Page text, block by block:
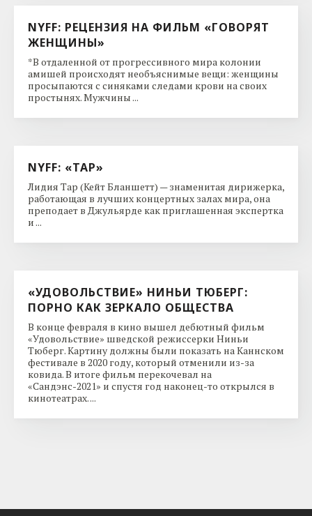
NYFF: РЕЦЕНЗИЯ НА ФИЛЬМ «ГОВОРЯТ
ЖЕНЩИНЫ»
*В отдаленной от прогрессивного мира колонии
амишей происходят необъяснимые вещи: женщины
просыпаются с синяками следами крови на своих
простынях. Мужчины ...
NYFF: «ТАР»
Лидия Тар (Кейт Бланшетт) — знаменитая дирижерка,
работающая в лучших концертных залах мира, она
преподает в Джульярде как приглашенная экспертка
и ...
«УДОВОЛЬСТВИЕ» НИНЬИ ТЮБЕРГ:
ПОРНО КАК ЗЕРКАЛО ОБЩЕСТВА
В конце февраля в кино вышел дебютный фильм
«Удовольствие» шведской режиссерки Ниньи
Тюберг. Картину должны были показать на Каннском
фестивале в 2020 году, который отменили из-за
ковида. В итоге фильм перекочевал на
«Сандэнс-2021» и спустя год наконец-то открылся в
кинотеатрах. ...